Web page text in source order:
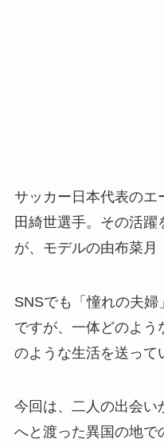
サッカー日本代表のエ
田綺世選手。その活
が、モデルの由布菜月
SNSでも「憧れの夫婦
ですが、一体どのよう
のような生活を送って
今回は、二人の出会い
へと渡った異国の地で